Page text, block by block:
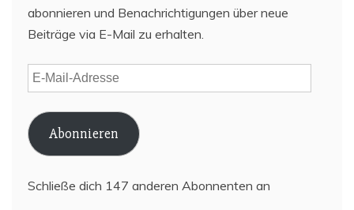
abonnieren und Benachrichtigungen über neue
Beiträge via E-Mail zu erhalten.
E-
Mail-
Adresse
Abonnieren
Schließe dich 147 anderen Abonnenten an